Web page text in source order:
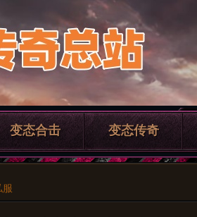
变态合击 变态传奇
服